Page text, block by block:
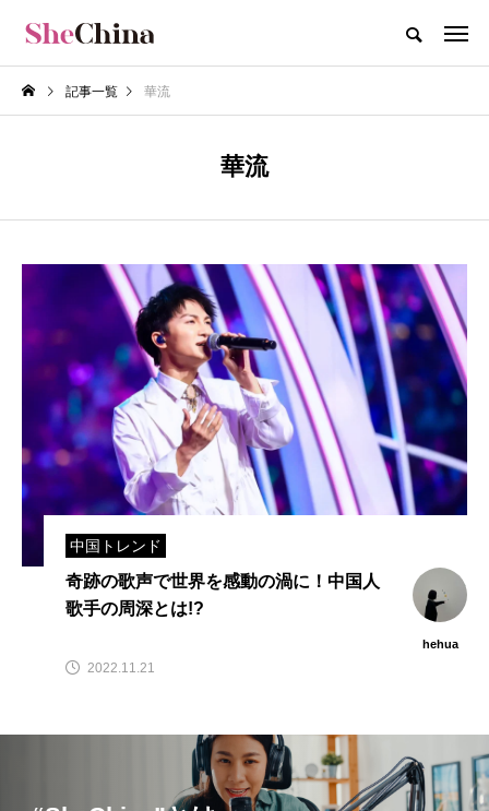
記事一覧 華流
華流
中国トレンド
奇跡の歌声で世界を感動の渦に！中国人
歌手の周深とは!?
hehua
2022.11.21